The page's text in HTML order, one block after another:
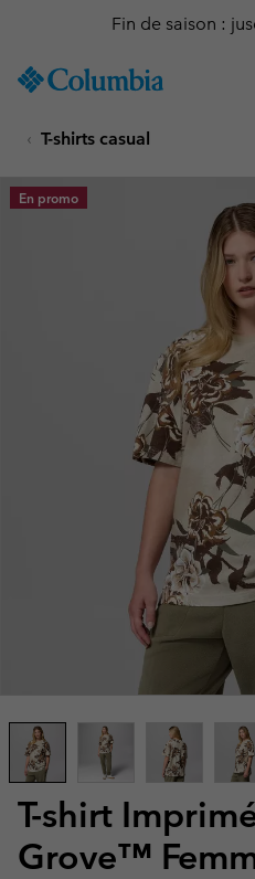
TO
SKIP
MAIN
NAV
Fin de saison :
T-shirts casual
T-shirt
Grove™
En promo